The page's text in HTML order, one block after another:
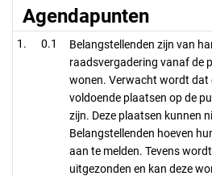
Agendapunten
0.1
Belangstellenden zijn van
raadsvergadering vanaf de
wonen. Verwacht wordt dat
voldoende plaatsen op de
zijn. Deze plaatsen kunnen
Belangstellenden hoeven
aan te melden. Tevens
uitgezonden en kan deze